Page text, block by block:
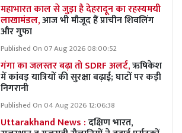
महाभारत काल से जुड़ा है देहरादून का रहस्यमयी
लाखामंडल,आज भी मौजूद हैं प्राचीन शिवलिंग
और गुफा
Published On 07 Aug 2026 08:00:52
गंगा का जलस्तर बढ़ा तो SDRF अलर्ट,ऋषिकेश
में कांवड़ यात्रियों की सुरक्षा बढ़ाई; घाटों पर कड़ी
निगरानी
Published On 04 Aug 2026 12:06:38
Uttarakhand News :दक्षिण भारत,